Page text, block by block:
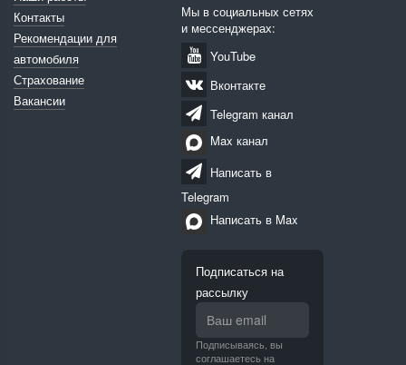
Контакты
Рекомендации для
автомобиля
Страхование
Вакансии
Мы в социальных сетях
и мессенджерах:
YouTube
Вконтакте
Telegram канал
Max канал
Написать в
Telegram
Написать в Max
Подписаться на
рассылку
Подписываясь, вы
соглашаетесь на